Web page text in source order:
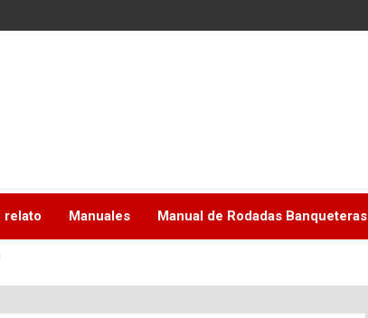
relato Manuales Manual de Rodadas Banqueteras